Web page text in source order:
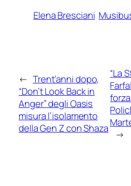
Elena Bresciani
← Trent’anni dopo,
“Don’t Look Back in
Anger” degli Oasis
misura l’isolamento
della Gen Z con Shaza
“La
→